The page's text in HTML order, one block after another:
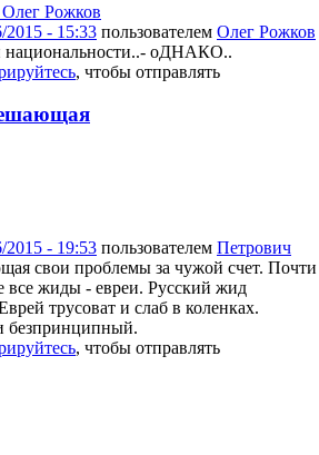
2015 - 15:33 пользователем Олег Рожков
оДНАКО..
, чтобы отправлять
2015 - 19:53 пользователем Петрович
свои проблемы за чужой счет. Почти
все жиды - евреи. Русский жид
трусоват и слаб в коленках.
безпринципный.
, чтобы отправлять